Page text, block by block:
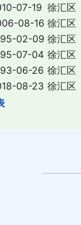
07-19 徐汇区
08-16 徐汇区
02-09 徐汇区
07-04 徐汇区
06-26 徐汇区
08-23 徐汇区